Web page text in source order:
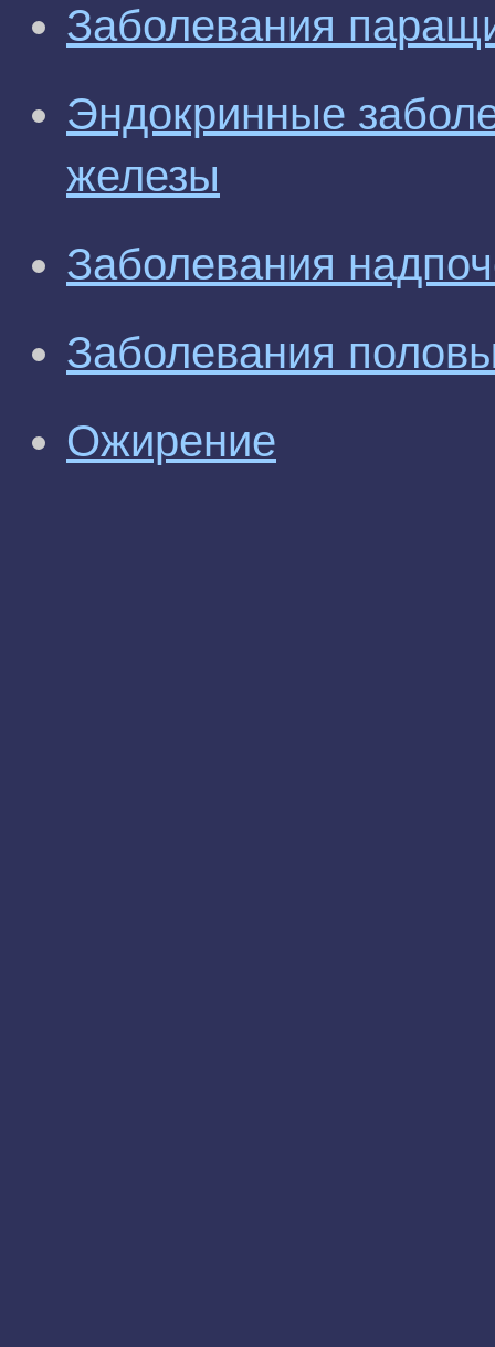
Заболевания
Эндокринные
железы
Заболевания
Заболевания
Ожирение